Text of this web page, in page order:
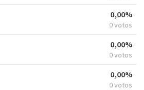
0,00%
0 votos
0,00%
0 votos
0,00%
0 votos